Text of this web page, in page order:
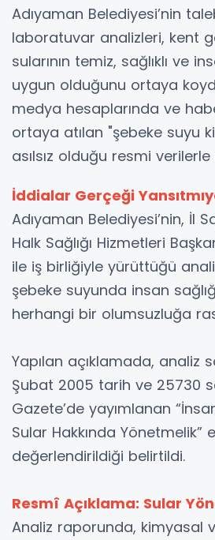
Adıyaman Belediyesi’nin
laboratuvar analizleri, kent
sularının temiz, sağlıklı ve
uygun olduğunu ortaya
medya hesaplarında ve
ortaya atılan "şebeke suyu
asılsız olduğu resmi verilerle
İddialar Gerçeği
Adıyaman Belediyesi’nin, İl
Halk Sağlığı Hizmetleri
ile iş birliğiyle yürüttüğü
şebeke suyunda insan
herhangi bir olumsuzluğa
Yapılan açıklamada, analiz
Şubat 2005 tarih ve 25730
Gazete’de yayımlanan
Sular Hakkında Yönetmelik”
değerlendirildiği belirtildi.
Resmî Açıklama: Sular
Analiz raporunda, kimyasal